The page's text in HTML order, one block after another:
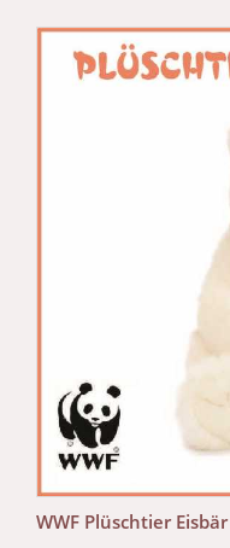
WWF Plüschtier Eisbär